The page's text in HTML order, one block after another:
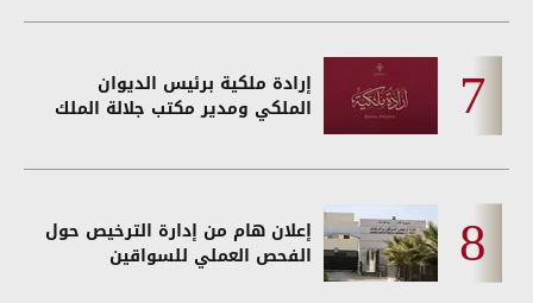
إرادة ملكية برئيس الديوان
الملكي ومدير مكتب جلالة الملك
إعلان هام من إدارة الترخيص حول
الفحص العملي للسواقين